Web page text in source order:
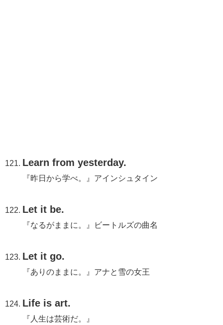
Learn from yesterday.
『昨日から学べ。』アインシュタイン
Let it be.
『なるがままに。』ビートルズの曲名
Let it go.
『ありのままに。』アナと雪の女王
Life is art.
『人生は芸術だ。』